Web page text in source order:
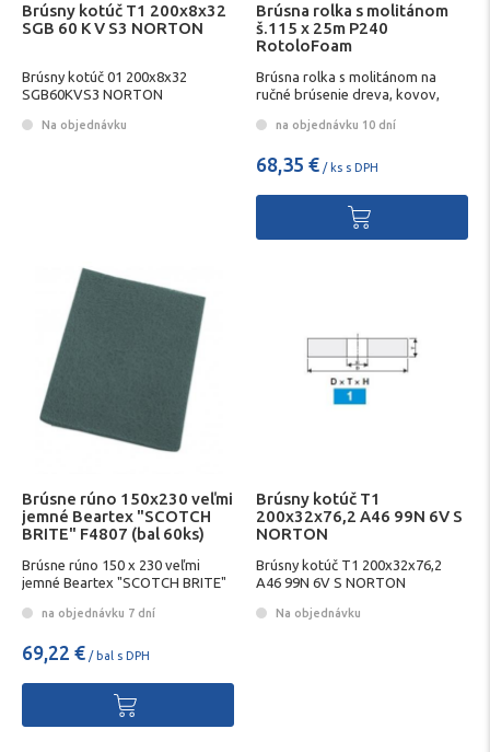
Brúsny kotúč T1 200x8x32
SGB 60 K V S3 NORTON
Brúsny kotúč 01 200x8x32
SGB60KVS3 NORTON
Na objednávku
Brúsna rolka s molitánom
š.115 x 25m P240
RotoloFoam
Brúsna rolka s molitánom na
ručné brúsenie dreva, kovov,
na objednávku 10 dní
68,35 € / ks s DPH
Brúsne rúno 150x230 veľmi
jemné Beartex "SCOTCH
BRITE" F4807 (bal 60ks)
Brúsne rúno 150 x 230 veľmi
jemné Beartex "SCOTCH BRITE"
na objednávku 7 dní
69,22 € / bal s DPH
Brúsny kotúč T1
200x32x76,2 A46 99N 6V S
NORTON
Brúsny kotúč T1 200x32x76,2
A46 99N 6V S NORTON
Na objednávku